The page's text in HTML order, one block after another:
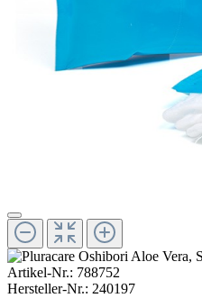
Artikel-Nr.: 788752
Hersteller-Nr.: 240197